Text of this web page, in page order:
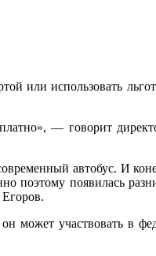
или использовать
— говорит
автобус. И
поэтому появилась
может участвовать в